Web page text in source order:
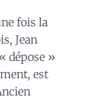
fois la
Jean
dépose »
est